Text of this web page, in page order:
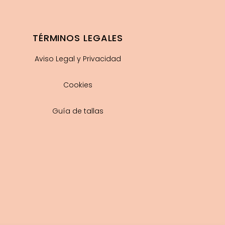
TÉRMINOS LEGALES
Aviso Legal y Privacidad
Cookies
Guía de tallas